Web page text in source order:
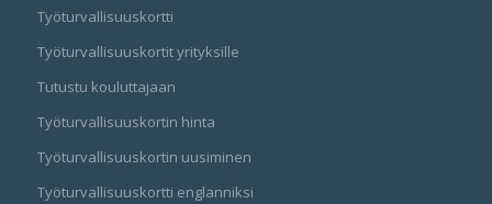
Työturvallisuuskortti
Työturvallisuuskortit yrityksille
Tutustu kouluttajaan
Työturvallisuuskortin hinta
Työturvallisuuskortin uusiminen
Työturvallisuuskortti englanniksi